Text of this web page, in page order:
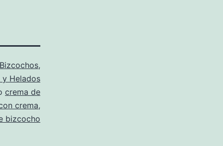
Bizcochos,
y Helados
crema de
crema,
bizcocho